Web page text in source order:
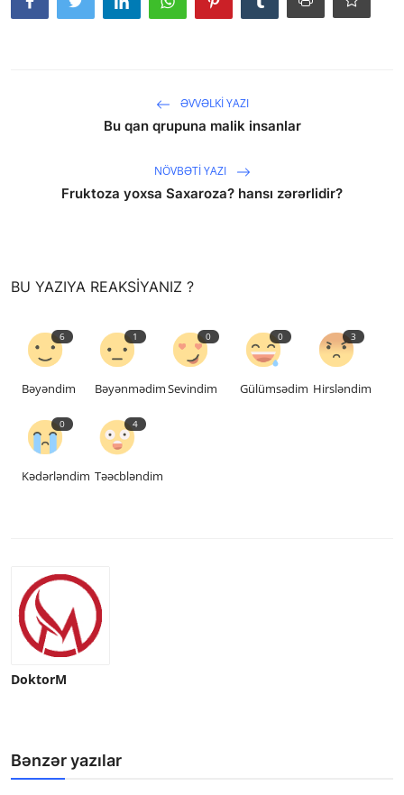
ƏVVƏLKI YAZI
Bu qan qrupuna malik insanlar
NÖVBƏTI YAZI
Fruktoza yoxsa Saxaroza? hansı zərərlidir?
BU YAZIYA REAKSIYANIZ ?
6
Bəyəndim
1
Bəyənmədim
0
Sevindim
0
Gülümsədim
3
Hirsləndim
0
Kədərləndim
4
Təəcbləndim
DoktorM
Bənzər yazılar